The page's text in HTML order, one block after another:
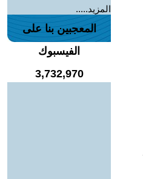
المزيد.....
المعجبين بنا على
الفيسبوك
3,732,970